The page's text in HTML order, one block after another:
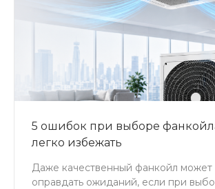
5 ошибок при выборе
легко избежать
Даже качественный фанкойл может
оправдать ожиданий, если при